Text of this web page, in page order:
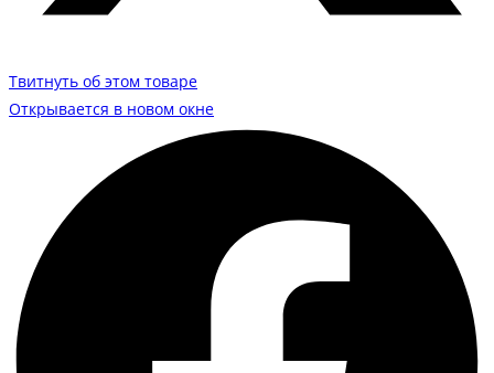
Твитнуть об этом товаре
Открывается в новом окне